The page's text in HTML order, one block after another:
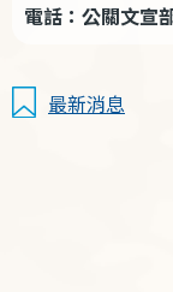
電話：公關文宣
最新消息